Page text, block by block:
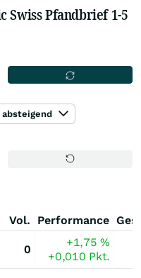
Swiss Pfandbrief 1-5
absteigend
Vol. Performance
0
+1,75%
+0,010 Pkt.